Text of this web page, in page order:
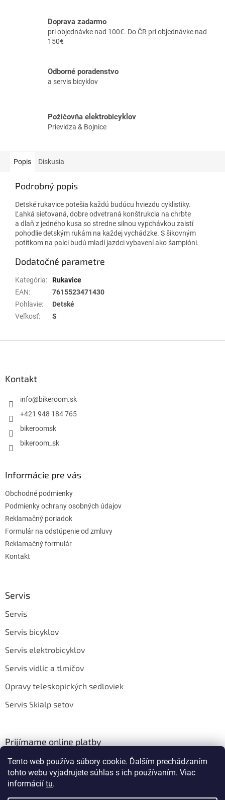
Tento web používa súbory cookie. Ďalším prechádzaním
tohto webu vyjadrujete súhlas s ich používaním. Viac
informácií tu.
Doprava zadarmo
pri objednávke nad 100€. Do ČR pri objednávke nad
150€
Odborné poradenstvo
a servis bicyklov
Požičovňa elektrobicyklov
Prievidza & Bojnice
Popis Diskusia
Podrobný popis
Detské rukavice potešia každú budúcu hviezdu cyklistiky.
Ľahká sieťovaná, dobre odvetraná konštrukcia na chrbte
a dlaň z jedného kusa so stredne silnou vypchávkou zaistí
pohodlie detským rukám na každej vychádzke. S šikovným
potítkom na palci budú mladí jazdci vybavení ako šampióni.
Dodatočné parametre
Kategória:
Rukavice
EAN:
7615523471430
Pohlavie:
Detské
Veľkosť: S
Kontakt
info@bikeroom.sk
+421 948 184 765
bikeroomsk
bikeroom_sk
Informácie pre vás
Obchodné podmienky
Podmienky ochrany osobných údajov
Reklamačný poriadok
Formulár na odstúpenie od zmluvy
Reklamačný formulár
Kontakt
Servis
Servis
Servis bicyklov
Servis elektrobicyklov
Servis vidlíc a tlmičov
Opravy teleskopických sedloviek
Servis Skialp setov
Prijímame online platby